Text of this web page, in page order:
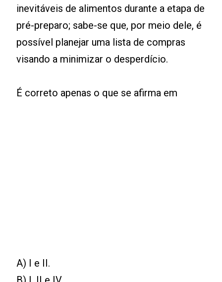
inevitáveis de alimentos durante a etapa de
pré-preparo; sabe-se que, por meio dele, é
possível planejar uma lista de compras
visando a minimizar o desperdício.
É correto apenas o que se afirma em
A) I e II.